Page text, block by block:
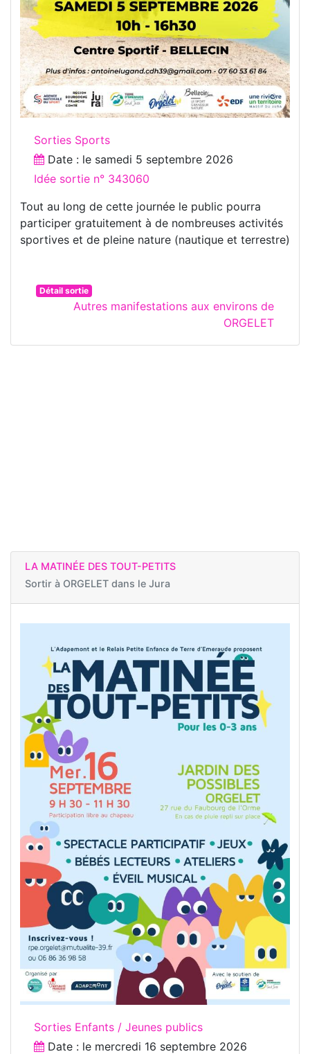
Sorties Sports
Date : le samedi 5 septembre 2026
Idée sortie n° 343060
Tout au long de cette journée le public pourra
participer gratuitement à de nombreuses activités
sportives et de pleine nature (nautique et terrestre)
Détail sortie
Autres manifestations aux environs de
ORGELET
LA MATINÉE DES TOUT-PETITS
Sortir à ORGELET dans le Jura
Sorties Enfants / Jeunes publics
Date : le mercredi 16 septembre 2026